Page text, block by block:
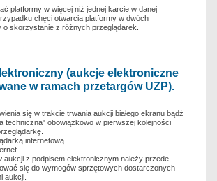
platformy w więcej niż jednej karcie w danej
chęci otwarcia platformy w dwóch
o skorzystanie z różnych przeglądarek.
(aukcje elektroniczne
w ramach przetargów UZP).
się w trakcie trwania aukcji białego ekranu bądź
techniczna" obowiązkowo w pierwszej kolejności
internetową
aukcji z podpisem elektronicznym należy przede
się do wymogów sprzętowych dostarczonych
aukcji.